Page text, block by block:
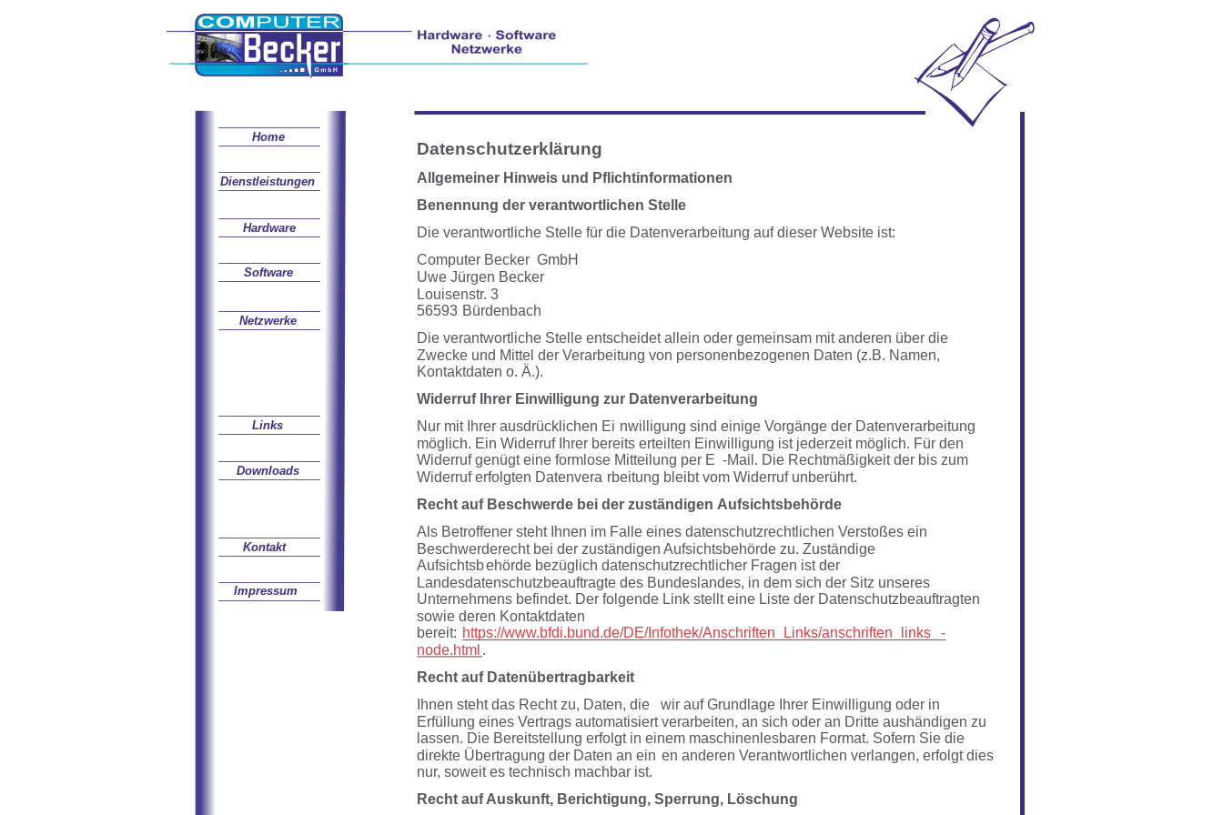
Home
Dienstleistungen
Hardware
Software
Netzwerke
Links
Downloads
Kontakt
Impressum
Datenschutzerk lärung
A gemeiner Hinweis und Pfl ichtinformationen
Benennung der verantwortl ichen Stell e
Die verantwortliche Stelle für die Datenverarbeitung auf dieser Website ist:
Computer Becker GmbH
Uwe Jürgen Becker
Louisenstr. 3
56593 Bürdenbach
Die verantwortliche Stelle entscheidet allein oder gemeinsam mit anderen über die
Zwecke und Mittel der Verarbeitung von personenbezogenen Daten (z.B. Namen,
Kontaktdaten o. Ä.).
Widerruf I hrer Einwil ligung zur Datenverarbeitung
Nur mit Ihrer ausdrücklichen Ei nwilligung sind einige Vorgänge der Datenverarbeitung
möglich. Ein Widerruf Ihrer bereits erteilten Einwilligung ist jederzeit möglich. Für den
Widerruf genügt eine formlose Mitteilung per E -Mail. Die Rechtmäßigkeit der bis zum
Widerruf erfolgten Datenvera rbeitung bleibt vom Widerruf unberührt.
Recht auf Beschwerde bei der zuständigen Aufsichtsbehörde
Als Betroffener steht Ihnen im Falle eines datenschutzrechtlichen Verstoßes ein
Beschwerderecht bei der zuständigen Aufsichtsbehörde zu. Zuständige
Aufsichtsbehörde bezüglich datenschutzrechtlicher Fragen ist der
Landesdatenschutzbeauftragte des Bundeslandes, in dem sich der Sitz unseres
Unternehmens befindet. Der folgende Link stellt eine Liste der Datenschutzbeauftragten
sowie deren Kontaktdaten
bereit: https://www.bfdi.bund.de/DE/Infothek/Anschriften_Links/anschriften_links
-
node.html .
Recht auf Datenü bertrag barkeit
Ihnen steht das Recht zu, Daten, die
wir auf Grundlage Ihrer Einwilligung oder in
Erfüllung eines Vertrags automatisiert verarbeiten, an sich oder an Dritte aushändigen zu
lassen. Die Bereitstellung erfolgt in einem maschinenlesbaren Format. Sofern Sie die
direkte Übertragung der Daten an ein en anderen Verantwortlichen verlangen, erfolgt dies
nur, soweit es technisch machbar ist.
Recht auf Auskunft, Berichtigung, Sperrung, Löschung